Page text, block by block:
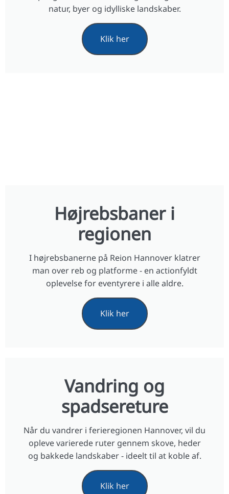
natur, byer og idylliske landskaber.
Klik her
Højrebsbaner i
regionen
I højrebsbanerne på Reion Hannover klatrer
man over reb og platforme - en actionfyldt
oplevelse for eventyrere i alle aldre.
Klik her
Vandring og
spadsereture
Når du vandrer i ferieregionen Hannover, vil du
opleve varierede ruter gennem skove, heder
og bakkede landskaber - ideelt til at koble af.
Klik her